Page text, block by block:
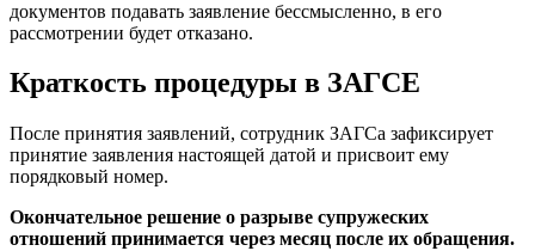
документов подавать заявление бессмысленно, в его
рассмотрении будет отказано.
Краткость процедуры в ЗАГСЕ
После принятия заявлений, сотрудник ЗАГСа зафиксирует
принятие заявления настоящей датой и присвоит ему
порядковый номер.
Окончательное решение о разрыве супружеских
отношений принимается через месяц после их обращения.